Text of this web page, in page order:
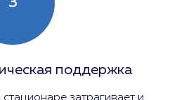
поддержка